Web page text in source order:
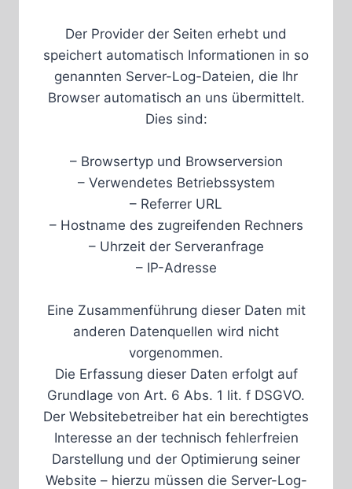
Der Provider der Seiten erhebt und
speichert automatisch Informationen in so
genannten Server-Log-Dateien, die Ihr
Browser automatisch an uns übermittelt.
Dies sind:
– Browsertyp und Browserversion
– Verwendetes Betriebssystem
– Referrer URL
– Hostname des zugreifenden Rechners
– Uhrzeit der Serveranfrage
– IP-Adresse
Eine Zusammenführung dieser Daten mit
anderen Datenquellen wird nicht
vorgenommen.
Die Erfassung dieser Daten erfolgt auf
Grundlage von Art. 6 Abs. 1 lit. f DSGVO.
Der Websitebetreiber hat ein berechtigtes
Interesse an der technisch fehlerfreien
Darstellung und der Optimierung seiner
Website – hierzu müssen die Server-Log-